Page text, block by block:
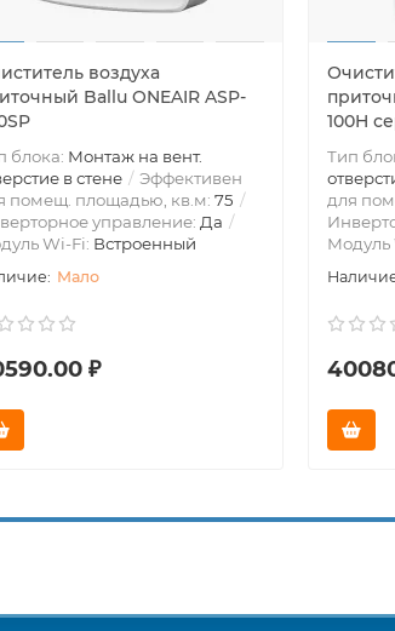
воздуха
Ballu ONEAIR ASP-
блока: Монтаж на вент.
в стене
Эффективен
помещ. площадью, кв.м: 75
управление: Да
Wi-Fi: Встроенный
Мало
₽
100H
Тип
для
Модуль